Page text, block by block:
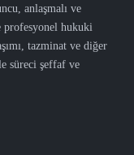
anlaşmalı ve
profesyonel hukuki
tazminat ve diğer
süreci şeffaf ve